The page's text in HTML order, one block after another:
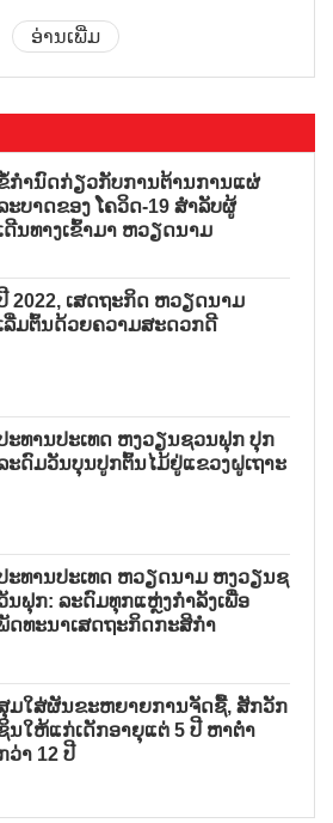
ອ່ານເພີ່ມ
ກຳນົດກ່ຽວກັບການຕ້ານການແຜ່
ະບາດຂອງ ໂຄວິດ-19 ສຳລັບຜູ້
ດີນທາງເຂົ້າມາ ຫວຽດນາມ
2022, ເສດຖະກິດ ຫວຽດນາມ
ລີ່ມຕົ້ນດ້ວຍຄວາມສະດວກດີ
ະທານປະເທດ ຫງວຽນຊວນຟຸກ ປຸກ
ະດົມວັນບຸນປູກຕົ້ນໄມ້ຢູ່ແຂວງຝູເຖາະ
ະທານປະເທດ ຫວຽດນາມ ຫງວຽນຊ
ນຟຸກ: ລະດົມທຸກແຫຼ່ງກຳລັງເພື່ອ
ດທະນາເສດຖະກິດກະສິກຳ
ມໃສ່ຜັນຂະຫຍາຍການຈັດຊື້, ສັກວັກ
ນໃຫ້ແກ່ເດັກອາຍຸແຕ່ 5 ປີ ຫາຕ່ຳ
ວ່າ 12 ປີ